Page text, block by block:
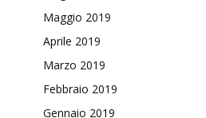
Maggio 2019
Aprile 2019
Marzo 2019
Febbraio 2019
Gennaio 2019